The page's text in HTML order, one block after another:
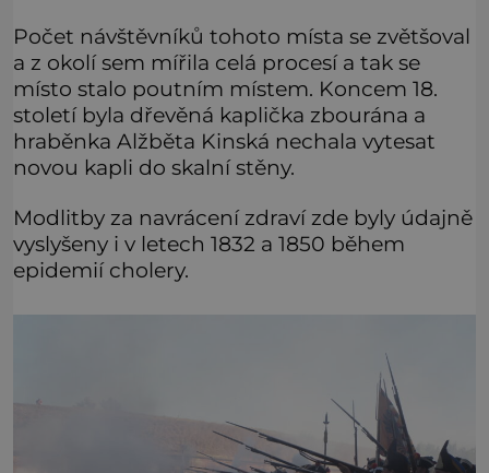
Počet návštěvníků tohoto místa se zvětšoval
a z okolí sem mířila celá procesí a tak se
místo stalo poutním místem. Koncem 18.
století byla dřevěná kaplička zbourána a
hraběnka Alžběta Kinská nechala vytesat
novou kapli do skalní stěny.
Modlitby za navrácení zdraví zde byly údajně
vyslyšeny i v letech 1832 a 1850 během
epidemií cholery.